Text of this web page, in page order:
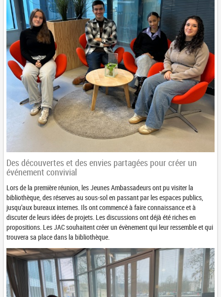
Des découvertes et des envies partagées pour créer un
événement convivial
Lors de la première réunion, les Jeunes Ambassadeurs ont pu visiter la
bibliothèque, des réserves au sous-sol en passant par les espaces publics,
jusqu’aux bureaux internes. Ils ont commencé à faire connaissance et à
discuter de leurs idées de projets. Les discussions ont déjà été riches en
propositions. Les JAC souhaitent créer un évènement qui leur ressemble et qui
trouvera sa place dans la bibliothèque.